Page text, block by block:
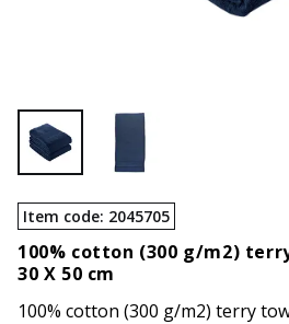
Item code: 2045705
100% cotton (300 g/m2)
30 X 50 cm
100% cotton (300 g/m2) terry